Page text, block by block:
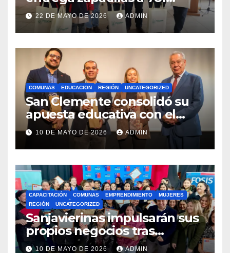
estudiantes con recursos del
Royalty Minero
22 DE MAYO DE 2026 ADMIN
COMUNAS EDUCACION REGIÓN UNCATEGORIZED
San Clemente consolidó su
apuesta educativa con el
lanzamiento del
Preuniversitario Brotes 2026
10 DE MAYO DE 2026 ADMIN
CAPACITACIÓN COMUNAS EMPRENDIMIENTO
MUJERES
REGIÓN
UNCATEGORIZED
Sanjavierinas impulsarán sus
propios negocios tras
capacitarse junto al FOSIS
10 DE MAYO DE 2026 ADMIN